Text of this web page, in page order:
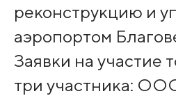
реконструкцию и
аэропортом
Заявки на участие
три участника: